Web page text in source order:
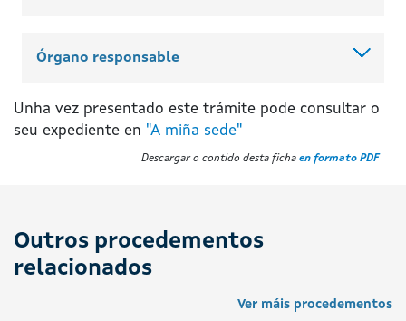
Órgano responsable
Unha vez presentado este trámite pode consultar o
seu expediente en "A miña sede"
Descargar o contido desta ficha en formato PDF
Outros procedementos
relacionados
Ver máis procedementos